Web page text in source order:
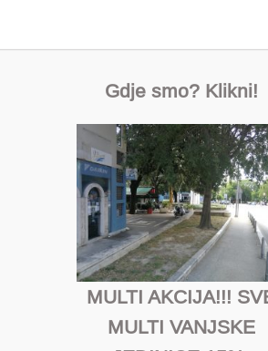
Gdje smo? Klikni!
MULTI AKCIJA!!!
MULTI VANJSKE